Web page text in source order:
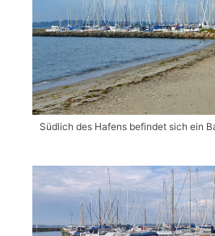
Südlich des Hafens befindet sich ein